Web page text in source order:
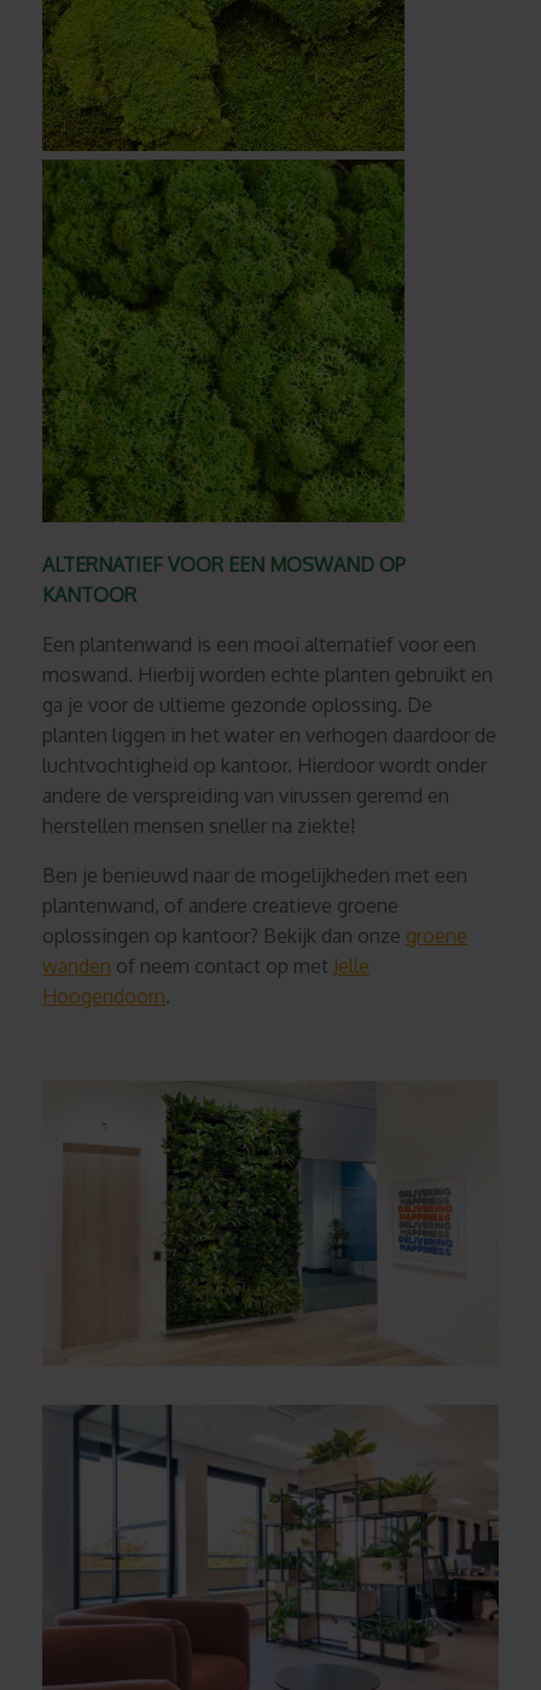
ALTERNATIEF VOOR EEN MOSWAND OP
KANTOOR
Een plantenwand is een mooi alternatief voor een
moswand. Hierbij worden echte planten gebruikt en
ga je voor de ultieme gezonde oplossing. De
planten liggen in het water en verhogen daardoor de
luchtvochtigheid op kantoor. Hierdoor wordt onder
andere de verspreiding van virussen geremd en
herstellen mensen sneller na ziekte!
Ben je benieuwd naar de mogelijkheden met een
plantenwand, of andere creatieve groene
oplossingen op kantoor? Bekijk dan onze groene
wanden of neem contact op met Jelle
Hoogendoorn.